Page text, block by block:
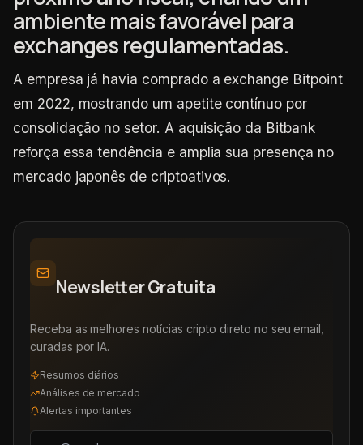
ambiente mais favorável para
exchanges regulamentadas.
A empresa já havia comprado a exchange Bitpoint
em 2022, mostrando um apetite contínuo por
consolidação no setor. A aquisição da Bitbank
reforça essa tendência e amplia sua presença no
mercado japonês de criptoativos.
Newsletter Gratuita
Receba as melhores notícias cripto direto no seu email,
curadas por IA.
Resumos diários
Análises de mercado
Alertas importantes